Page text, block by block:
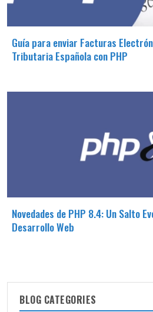
Guía para enviar Facturas
Tributaria Española con PHP
Novedades de PHP 8.4: Un Salto
Desarrollo Web
BLOG CATEGORIES